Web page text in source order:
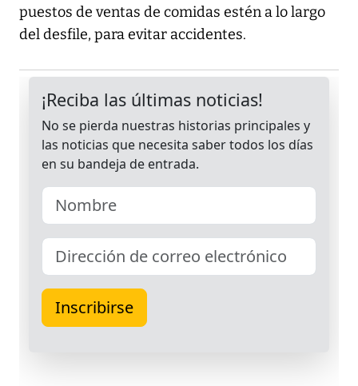
puestos de ventas de comidas estén a lo largo
del desfile, para evitar accidentes.